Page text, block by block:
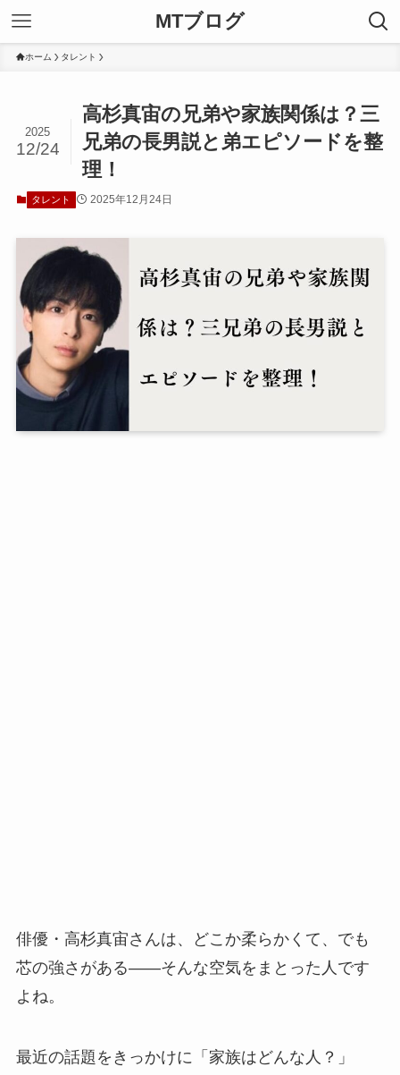
MTブログ
ホーム タレント
高杉真宙の兄弟や家族関係は？三
兄弟の長男説と弟エピソードを整
理！
2025
12/24
タレント 2025年12月24日
俳優・高杉真宙さんは、どこか柔らかくて、でも
芯の強さがある――そんな空気をまとった人です
よね。
最近の話題をきっかけに「家族はどんな人？」